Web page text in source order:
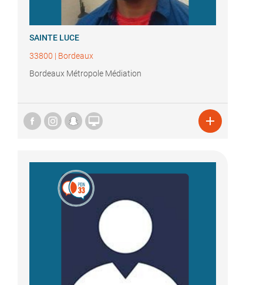
SAINTE LUCE
33800 | Bordeaux
Bordeaux Métropole Médiation
 